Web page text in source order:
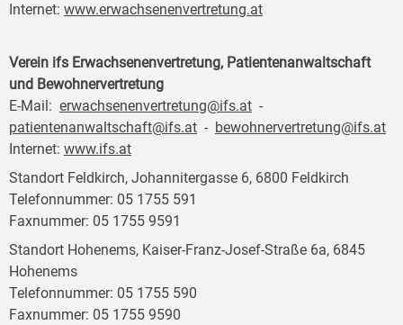
Internet: www.erwachsenenvertretung.at
Verein ifs Erwachsenenvertretung, Patientenanwaltschaft
und Bewohnervertretung
E-Mail: erwachsenenvertretung@ifs.at -
patientenanwaltschaft@ifs.at - bewohnervertretung@ifs.at
Internet: www.ifs.at
Standort Feldkirch, Johannitergasse 6, 6800 Feldkirch
Telefonnummer: 05 1755 591
Faxnummer: 05 1755 9591
Standort Hohenems, Kaiser-Franz-Josef-Straße 6a, 6845
Hohenems
Telefonnummer: 05 1755 590
Faxnummer: 05 1755 9590